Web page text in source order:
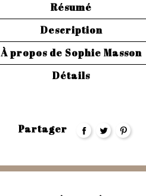
Résumé
Description
À propos de Sophie Masson
Détails
Partager